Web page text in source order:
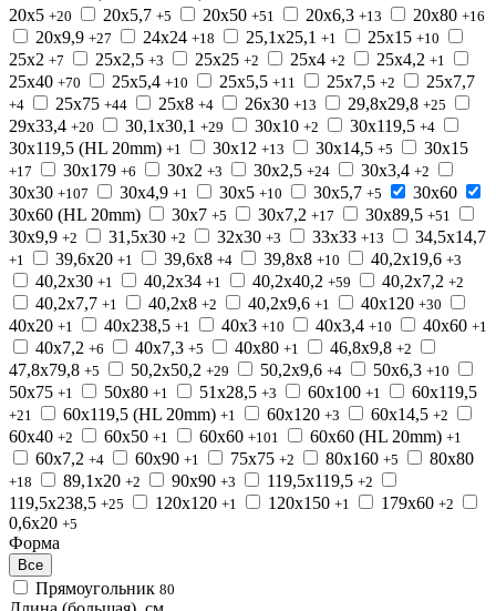
20x5 +20 20x5,7 +5 20x50 +51 20x6,3 +13 20x80 +16
20x9,9 +27 24x24 +18 25,1x25,1 +1 25x15 +10
25x2 +7 25x2,5 +3 25x25 +2 25x4 +2 25x4,2 +1
25x40 +70 25x5,4 +10 25x5,5 +11 25x7,5 +2 25x7,7
+4 25x75 +44 25x8 +4 26x30 +13 29,8x29,8 +25
29x33,4 +20 30,1x30,1 +29 30x10 +2 30x119,5 +4
30x119,5 (HL 20mm) +1 30x12 +13 30x14,5 +5 30x15
+17 30x179 +6 30x2 +3 30x2,5 +24 30x3,4 +2
30x30 +107 30x4,9 +1 30x5 +10 30x5,7 +5
30x60
30x60 (HL 20mm)
30x7 +5 30x7,2 +17 30x89,5 +51
30x9,9 +2 31,5x30 +2 32x30 +3 33x33 +13 34,5x14,7
+1 39,6x20 +1 39,6x8 +4 39,8x8 +10 40,2x19,6 +3
40,2x30 +1 40,2x34 +1 40,2x40,2 +59 40,2x7,2 +2
40,2x7,7 +1 40,2x8 +2 40,2x9,6 +1 40x120 +30
40x20 +1 40x238,5 +1 40x3 +10 40x3,4 +10 40x60 +1
40x7,2 +6 40x7,3 +5 40x80 +1 46,8x9,8 +2
47,8x79,8 +5 50,2x50,2 +29 50,2x9,6 +4 50x6,3 +10
50x75 +1 50x80 +1 51x28,5 +3 60x100 +1 60x119,5
+21 60x119,5 (HL 20mm) +1 60x120 +3 60x14,5 +2
60x40 +2 60x50 +1 60x60 +101 60x60 (HL 20mm) +1
60x7,2 +4 60x90 +1 75x75 +2 80x160 +5 80x80
+18 89,1x20 +2 90x90 +3 119,5x119,5 +2
119,5x238,5 +25 120x120 +1 120x150 +1 179x60 +2
0,6x20 +5
Форма
Все
Прямоугольник 80